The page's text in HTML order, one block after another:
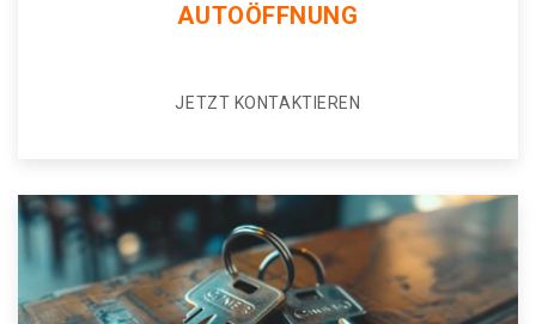
AUTOÖFFNUNG
JETZT KONTAKTIEREN